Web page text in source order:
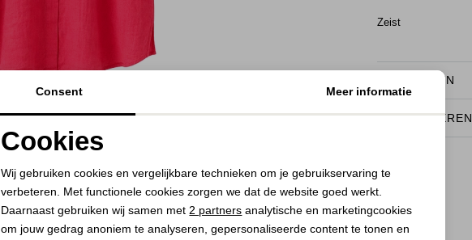
Zeist
KENMERKEN
RETOURNEREN
Analytische cookies Marketing cookies
Consent Meer informatie
Cookies
Wij gebruiken cookies en vergelijkbare technieken om je gebruikservaring te
verbeteren. Met functionele cookies zorgen we dat de website goed werkt.
Daarnaast gebruiken wij samen met 2 partners analytische en marketingcookies
om jouw gedrag anoniem te analyseren, gepersonaliseerde content te tonen en